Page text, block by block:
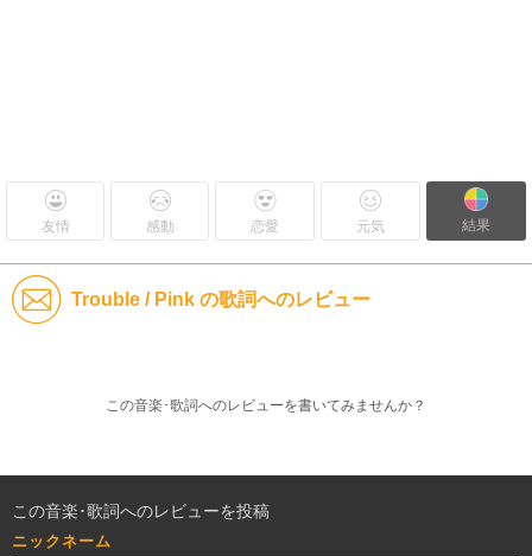
友情 感動 恋愛 元気 結果
Trouble / Pink の歌詞へのレビュー
この音楽･歌詞へのレビューを書いてみませんか？
この音楽･歌詞へのレビューを投稿
ニックネーム